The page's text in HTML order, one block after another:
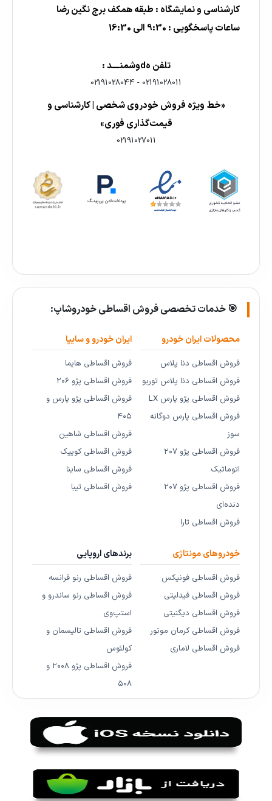
کارشناسی و نمایشگاه : طبقه همکف برج نگین رضا
ساعات پاسخگویی : 9:30 الی 16:30
تلفن هdوشمنــــد :
02191028011
-
02191028044
«خط ویژه فروش خودروی شخصی | کارشناسی و
قیمت‌گذاری فوری»
02191027011
🎯 خدمات تخصصی فروش اقساطی خودروشاپ:
محصولات ایران خودرو
فروش اقساطی دنا پلاس
فروش اقساطی دنا پلاس توربو
فروش اقساطی پژو پارس LX
فروش اقساطی پارس دوگانه
سوز
فروش اقساطی پژو ۲۰۷
اتوماتیک
فروش اقساطی پژو ۲۰۷
دنده‌ای
فروش اقساطی تارا
ایران خودرو و سایپا
فروش اقساطی هایما
فروش اقساطی پژو ۲۰۶
فروش اقساطی پژو پارس و
۴۰۵
فروش اقساطی شاهین
فروش اقساطی کوییک
فروش اقساطی ساینا
فروش اقساطی تیبا
خودروهای مونتاژی
فروش اقساطی فونیکس
فروش اقساطی فیدلیتی
فروش اقساطی دیگنیتی
فروش اقساطی کرمان موتور
فروش اقساطی لاماری
برندهای اروپایی
فروش اقساطی رنو فرانسه
فروش اقساطی رنو ساندرو و
استپ‌وی
فروش اقساطی تالیسمان و
کولئوس
فروش اقساطی پژو ۲۰۰۸ و
۵۰۸